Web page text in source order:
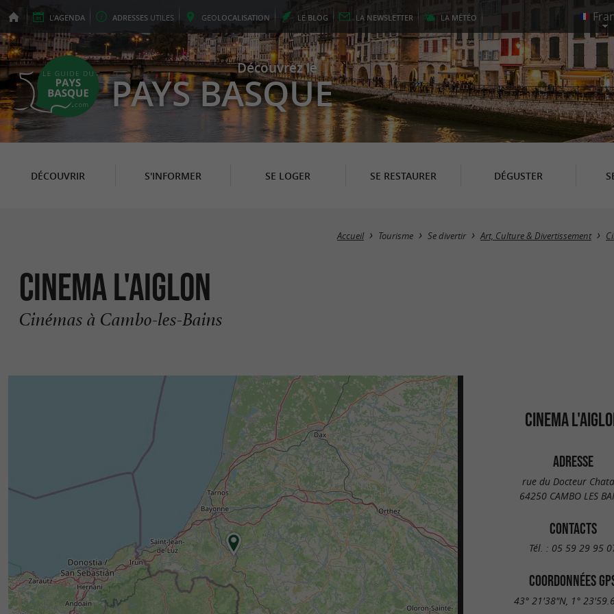
L'AGENDA ADRESSES UTILES GEOLOCALISATION LE BLOG LA NEWSLETTER LA MÉTÉO
Découvrez le
PAYS BASQUE
DÉCOUVRIR S'INFORMER SE LOGER SE RESTAURER DÉGUSTER
Accueil Tourisme Se divertir Art, Culture & Divertissement
CINEMA L'AIGLON
Cinémas à Cambo-les-Bains
CINEMA
ADRESSE
rue du Docteur
64250 CAMBO LES
CONTACTS
Tél. : 05 59 29 95
COORDONNÉES
43° 21'38"N, 1°